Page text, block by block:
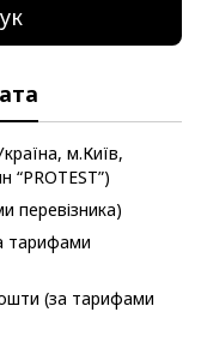
м.Київ,
перевізника)
тарифами
(за тарифами